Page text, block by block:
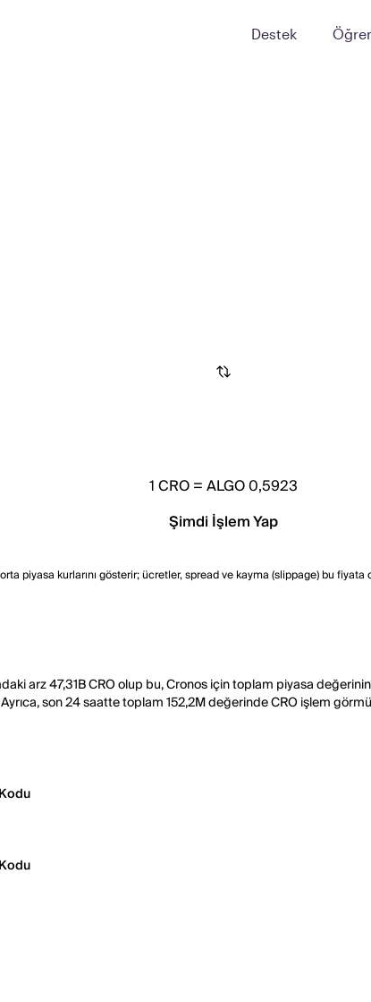
Destek
1CRO=ALGO 0,5923
Şimdi İşlem Yap
piyasa kurlarını gösterir; ücretler, spread ve kayma (slippage) bu
arz 47,31B CRO olup bu, Cronos için toplam piyasa
son 24 saatte toplam 152,2M değerinde CRO işlem